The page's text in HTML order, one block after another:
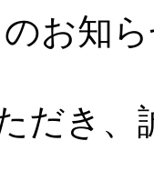
のお知
だき